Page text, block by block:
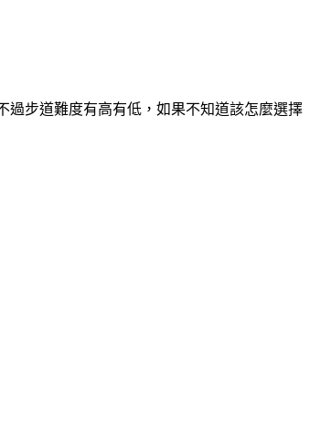
過步道難度有高有低，如果不知道該怎麼選擇